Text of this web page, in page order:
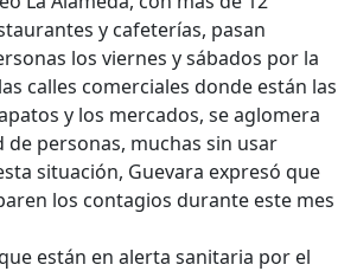
y cafeterías, pasan
los viernes y sábados por la
calles comerciales donde están las
y los mercados, se aglomera
personas, muchas sin usar
situación, Guevara expresó que
los contagios durante este mes
están en alerta sanitaria por el